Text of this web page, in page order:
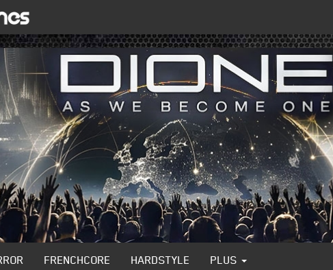
FRENCHCORE HARDSTYLE PLUS